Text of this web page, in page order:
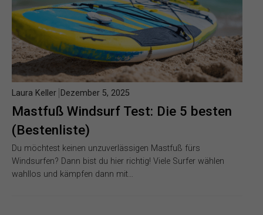
Mastfuß Windsurf Test: Die 5 besten
(Bestenliste)
Laura Keller Dezember 5, 2025
Du möchtest keinen unzuverlässigen Mastfuß fürs
Windsurfen? Dann bist du hier richtig! Viele Surfer wählen
wahllos und kämpfen dann mit…